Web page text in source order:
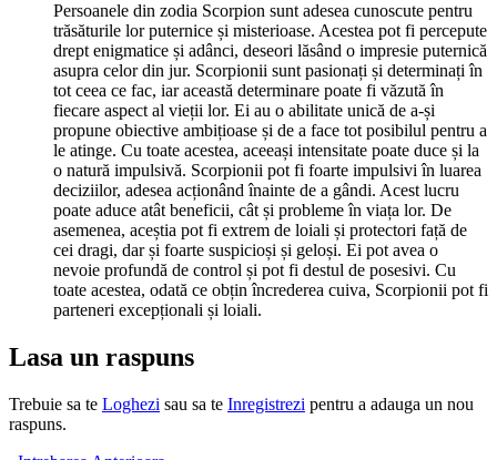
Persoanele din zodia Scorpion sunt adesea cunoscute pentru
trăsăturile lor puternice și misterioase. Acestea pot fi percepute
drept enigmatice și adânci, deseori lăsând o impresie puternică
asupra celor din jur. Scorpionii sunt pasionați și determinați în
tot ceea ce fac, iar această determinare poate fi văzută în
fiecare aspect al vieții lor. Ei au o abilitate unică de a-și
propune obiective ambițioase și de a face tot posibilul pentru a
le atinge. Cu toate acestea, aceeași intensitate poate duce și la
o natură impulsivă. Scorpionii pot fi foarte impulsivi în luarea
deciziilor, adesea acționând înainte de a gândi. Acest lucru
poate aduce atât beneficii, cât și probleme în viața lor. De
asemenea, aceștia pot fi extrem de loiali și protectori față de
cei dragi, dar și foarte suspicioși și geloși. Ei pot avea o
nevoie profundă de control și pot fi destul de posesivi. Cu
toate acestea, odată ce obțin încrederea cuiva, Scorpionii pot fi
parteneri excepționali și loiali.
Lasa un raspuns
Trebuie sa te Loghezi sau sa te Inregistrezi pentru a adauga un nou
raspuns.